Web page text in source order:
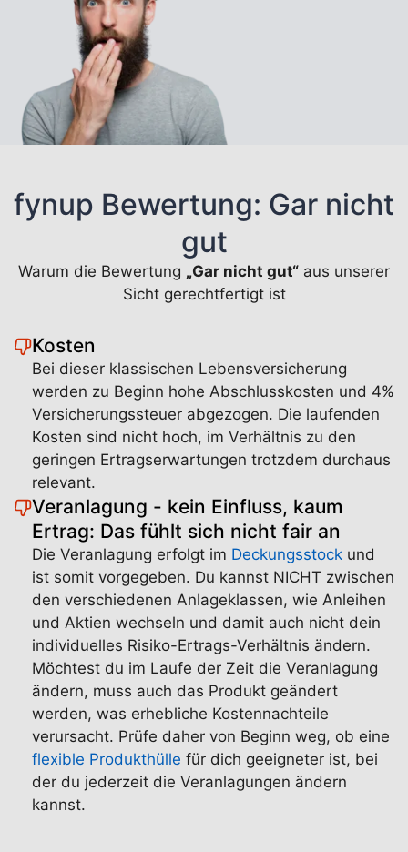
fynup Bewertung: Gar nicht
gut
Warum die Bewertung „Gar nicht gut“ aus unserer
Sicht gerechtfertigt ist
Kosten
Bei dieser klassischen Lebensversicherung
werden zu Beginn hohe Abschlusskosten und 4%
Versicherungssteuer abgezogen. Die laufenden
Kosten sind nicht hoch, im Verhältnis zu den
geringen Ertragserwartungen trotzdem durchaus
relevant.
Veranlagung - kein Einfluss, kaum
Ertrag: Das fühlt sich nicht fair an
Die Veranlagung erfolgt im Deckungsstock und
ist somit vorgegeben. Du kannst NICHT zwischen
den verschiedenen Anlageklassen, wie Anleihen
und Aktien wechseln und damit auch nicht dein
individuelles Risiko-Ertrags-Verhältnis ändern.
Möchtest du im Laufe der Zeit die Veranlagung
ändern, muss auch das Produkt geändert
werden, was erhebliche Kostennachteile
verursacht. Prüfe daher von Beginn weg, ob eine
flexible Produkthülle für dich geeigneter ist, bei
der du jederzeit die Veranlagungen ändern
kannst.